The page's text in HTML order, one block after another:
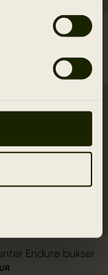
leather bukser
Endure bukser